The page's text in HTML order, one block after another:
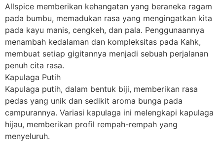
Allspice memberikan kehangatan yang beraneka ragam
pada bumbu, memadukan rasa yang mengingatkan kita
pada kayu manis, cengkeh, dan pala. Penggunaannya
menambah kedalaman dan kompleksitas pada Kahk,
membuat setiap gigitannya menjadi sebuah perjalanan
penuh cita rasa.
Kapulaga Putih
Kapulaga putih, dalam bentuk biji, memberikan rasa
pedas yang unik dan sedikit aroma bunga pada
campurannya. Variasi kapulaga ini melengkapi kapulaga
hijau, memberikan profil rempah-rempah yang
menyeluruh.